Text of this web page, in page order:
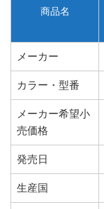
商品名
メーカー
カラー・型番
メーカー希望小
売価格
発売日
生産国